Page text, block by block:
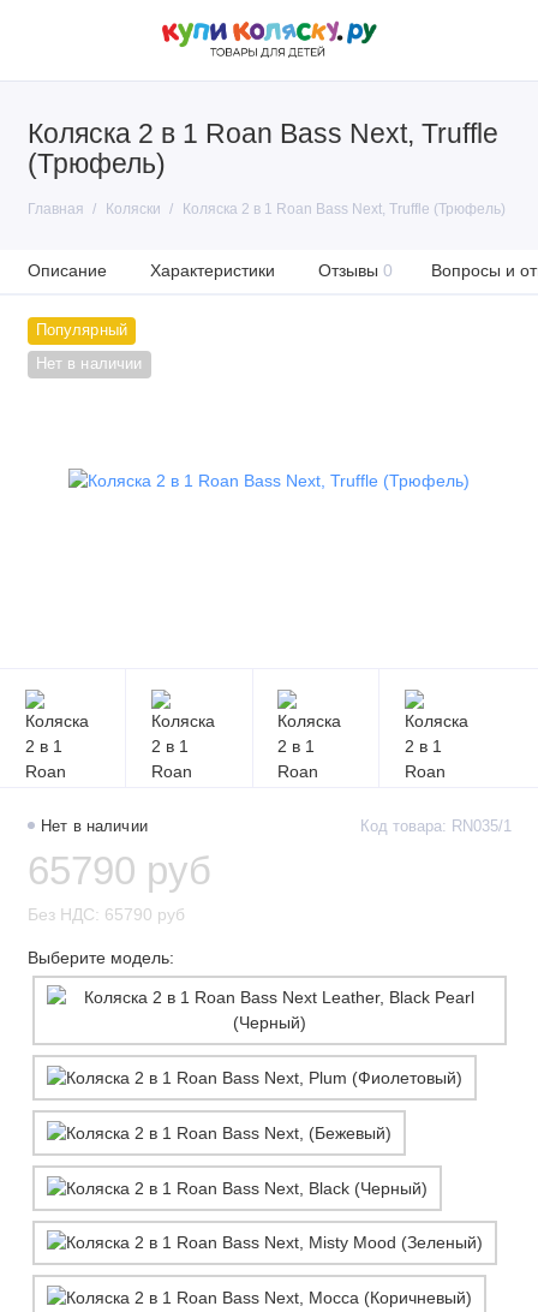
Коляска 2 в 1 Roan Bass Next, Truffle
(Трюфель)
Главная Коляски Коляска 2 в 1 Roan Bass Next, Truffle (Трюфель)
Описание Характеристики Отзывы 0 Вопросы и
Популярный
Нет в наличии
Нет в наличии Код товара: RN035/1
65790 руб
Без НДС: 65790 руб
Выберите модель: